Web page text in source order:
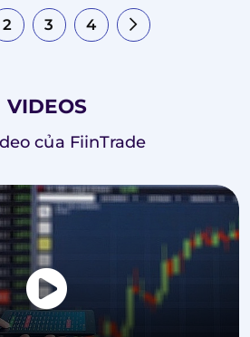
2 3 4
VIDEOS
của FiinTrade